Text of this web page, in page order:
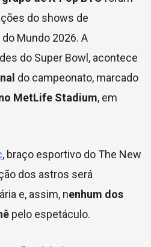
do shows de
Mundo 2026. A
do Super Bowl, acontece
do campeonato, marcado
MetLife Stadium, em
, braço esportivo do The New
dos astros será
e, assim, nenhum dos
pelo espetáculo.